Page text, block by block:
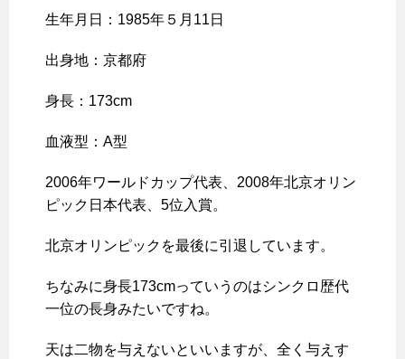
生年月日：1985年５月11日
出身地：京都府
身長：173cm
血液型：A型
2006年ワールドカップ代表、2008年北京オリン
ピック日本代表、5位入賞。
北京オリンピックを最後に引退しています。
ちなみに身長173cmっていうのはシンクロ歴代
一位の長身みたいですね。
天は二物を与えないといいますが、全く与えす